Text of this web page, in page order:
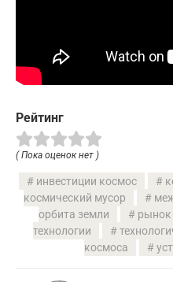
Рейтинг
( Пока оценок нет )
инвестиции космос
космический мусор
орбита земли
рынок
технологии
космоса